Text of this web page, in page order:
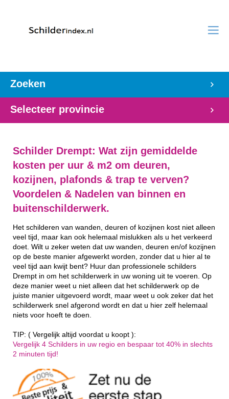
Zoeken
Selecteer provincie
Schilder Drempt: Wat zijn gemiddelde
kosten per uur & m2 om deuren,
kozijnen, plafonds & trap te verven?
Voordelen & Nadelen van binnen en
buitenschilderwerk.
Het schilderen van wanden, deuren of kozijnen kost niet alleen
veel tijd, maar kan ook helemaal mislukken als u het verkeerd
doet. Wilt u zeker weten dat uw wanden, deuren en/of kozijnen
op de beste manier afgewerkt worden, zonder dat u hier al te
veel tijd aan kwijt bent? Huur dan professionele schilders
Drempt in om het schilderwerk in uw woning uit te voeren. Op
deze manier weet u niet alleen dat het schilderwerk op de
juiste manier uitgevoerd wordt, maar weet u ook zeker dat het
schilderwerk snel afgerond wordt en dat u hier zelf helemaal
niets voor hoeft te doen.
TIP: ( Vergelijk altijd voordat u koopt ):
Vergelijk 4 Schilders in uw regio en bespaar tot 40% in slechts
2 minuten tijd!